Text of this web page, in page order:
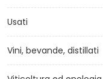
Usati
Vini, bevande, distillati